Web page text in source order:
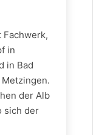
in
in Bad
der Alb
sich der